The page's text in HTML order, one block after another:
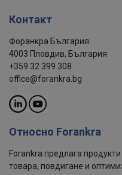
Контакт
Форанкра България
4003 Пловдив, България
+359 32 399 308
office@forankra.bg
Относно Forankra
Forankra предлага
товара, повдигане и